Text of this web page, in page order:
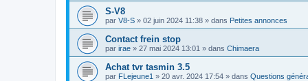
S-V8
par V8-S » 02 juin 2024 11:38 » dans Petites annonces
Contact frein stop
par irae » 27 mai 2024 13:01 » dans Chimaera
Achat tvr tasmin 3.5
par FLejeune1 » 20 avr. 2024 17:54 » dans Questions